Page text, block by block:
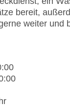
bereit,
weiter und